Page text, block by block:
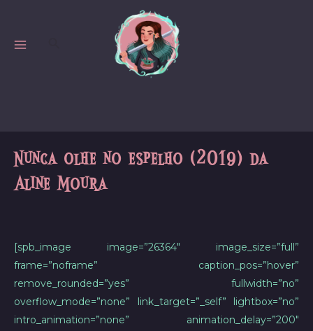
content
Nunca olhe no espelho (2019) da
Aline Moura
[spb_image image=”26364″ image_size=”full”
frame=”noframe” caption_pos=”hover”
remove_rounded=”yes” fullwidth=”no”
overflow_mode=”none” link_target=”_self” lightbox=”no”
intro_animation=”none” animation_delay=”200″